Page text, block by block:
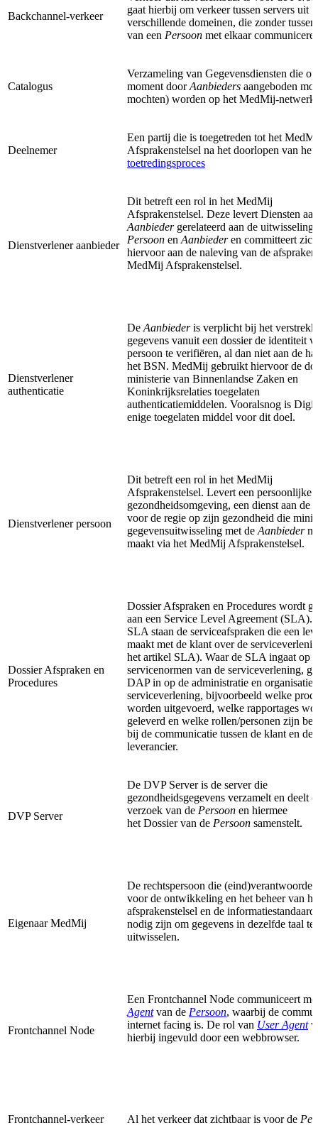
Backchannel-verkeer
gaat hierbij om verkeer tussen servers uit
verschillende domeinen, die zonder
van een Persoon met elkaar
Catalogus
Verzameling van Gegevensdiensten die
moment doorAanbieders aangeboden
mochten) worden op het MedMij-netwerk.
Deelnemer
Een partij die is toegetreden tot het
Afsprakenstelsel na het doorlopen van het
toetredingsproces
Dienstverlener aanbieder
Dit betreft een rol in het MedMij
Afsprakenstelsel. Deze levert Diensten
Aanbieder gerelateerd aan de uitwisseling
Persoon en Aanbiederen committeert zich
hiervoor aan de naleving van de
MedMij Afsprakenstelsel.
Dienstverlener
authenticatie
De Aanbiederis verplicht bij het
gegevens vanuit een dossier de identiteit
persoon te verifiëren, al dan niet aan de
het BSN. MedMij gebruikt hiervoor de
ministerie van Binnenlandse Zaken en
Koninkrijksrelaties toegelaten
authenticatiemiddelen. Vooralsnog is
enige toegelaten middel voor dit doel.
Dienstverlener persoon
Dit betreft een rol in het MedMij
Afsprakenstelsel. Levert een persoonlijke
gezondheidsomgeving, een dienst aan de
voor de regie op zijn gezondheid die
gegevensuitwisseling met de Aanbieder
maakt via het MedMij Afsprakenstelsel.
Dossier Afspraken en
Procedures
Dossier Afspraken en Procedures wordt
aan een Service Level Agreement (SLA).
SLA staan de serviceafspraken die een
maakt met de klant over de
het artikel SLA). Waar de SLA ingaat op
servicenormen van de serviceverlening,
DAP in op de administratie en organisatie
serviceverlening, bijvoorbeeld welke
worden uitgevoerd, welke rapportages
geleverd en welke rollen/personen zijn
bij de communicatie tussen de klant en de
leverancier.
DVP Server
De DVP Server is de server die
gezondheidsgegevens verzamelt en deelt
verzoek van de Persoon en hiermee
het Dossier van de Persoon samenstelt.
Eigenaar MedMij
De rechtspersoon die
voor de ontwikkeling en het beheer van
afsprakenstelsel en de
nodig zijn om gegevens in dezelfde taal te
uitwisselen.
Frontchannel Node
Een Frontchannel Node communiceert
Agentvan de Persoon, waarbij de
internet facing is. De rol van User Agent
hierbij ingevuld door een webbrowser.
Frontchannel-verkeer Al het verkeer dat zichtbaar is voor de